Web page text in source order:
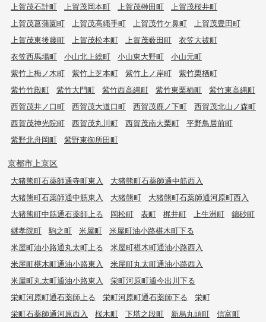
上賀茂石計町
上賀茂岡本町 上賀茂榊田町
上賀茂桜井町
上賀茂菖蒲園町
上賀茂高縄手町 上賀茂竹ケ鼻町
上賀茂豊田町
上賀茂東後藤町
上賀茂松本町 上賀茂薮田町
衣笠大祓町
衣笠西馬場町
小山北上総町 小山東大野町
小山元町
紫竹上梅ノ木町
紫竹上芝本町 紫竹上ノ岸町
紫竹栗栖町
紫竹竹殿町
紫竹大門町 紫竹西高縄町 紫竹東栗栖町
紫竹東高縄町
西賀茂井ノ口町
西賀茂大道口町 西賀茂鹿ノ下町
西賀茂北山ノ森町
西賀茂神光院町
西賀茂丸川町 西賀茂南大栗町
平野鳥居前町
紫野北舟岡町
紫野東御所田町
京都市上京区
大猪熊町石薬師通寺町東入
大猪熊町石薬師通中筋西入
大猪熊町石薬師通中筋東入
大猪熊町
大猪熊町石薬師通河原町西入
大猪熊町中筋通石薬師上る
岡松町 表町 梶井町 上生洲町
錦砂町
継孝院町
駒之町 米屋町
米屋町油小路椹木町下る
米屋町油小路通丸太町上る
米屋町椹木町通油小路西入
米屋町椹木町通油小路東入
米屋町丸太町通油小路西入
米屋町丸太町通油小路東入
栄町河原町通今出川下る
栄町河原町通石薬師上る
栄町河原町通石薬師下る
栄町
栄町石薬師通河原西入
桜木町 下塔之段町 新烏丸頭町
信富町